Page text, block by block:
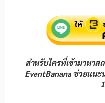
สำหรับใครที่เข้ามาหาส
EventBanana ช่วยแน